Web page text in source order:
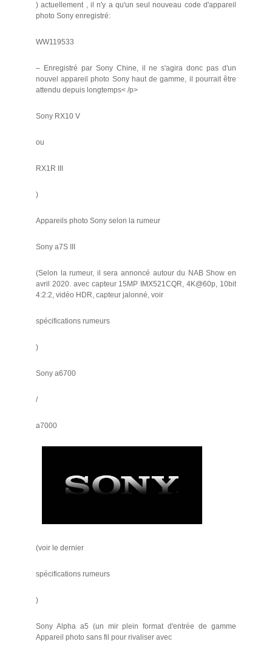
) actuellement , il n'y a qu'un seul nouveau code d'appareil
photo Sony enregistré:
WW119533
– Enregistré par Sony Chine, il ne s'agira donc pas d'un
nouvel appareil photo Sony haut de gamme, il pourrait être
attendu depuis longtemps< /p>
Sony RX10 V
ou
RX1R III
)
Appareils photo Sony selon la rumeur
Sony a7S III
(Selon la rumeur, il sera annoncé autour du NAB Show en
avril 2020. avec capteur 15MP IMX521CQR, 4K@60p, 10bit
4:2:2, vidéo HDR, capteur jalonné, voir
spécifications rumeurs
)
Sony a6700
/
a7000
(voir le dernier
spécifications rumeurs
)
Sony Alpha a5 (un mir plein format d'entrée de gamme
Appareil photo sans fil pour rivaliser avec